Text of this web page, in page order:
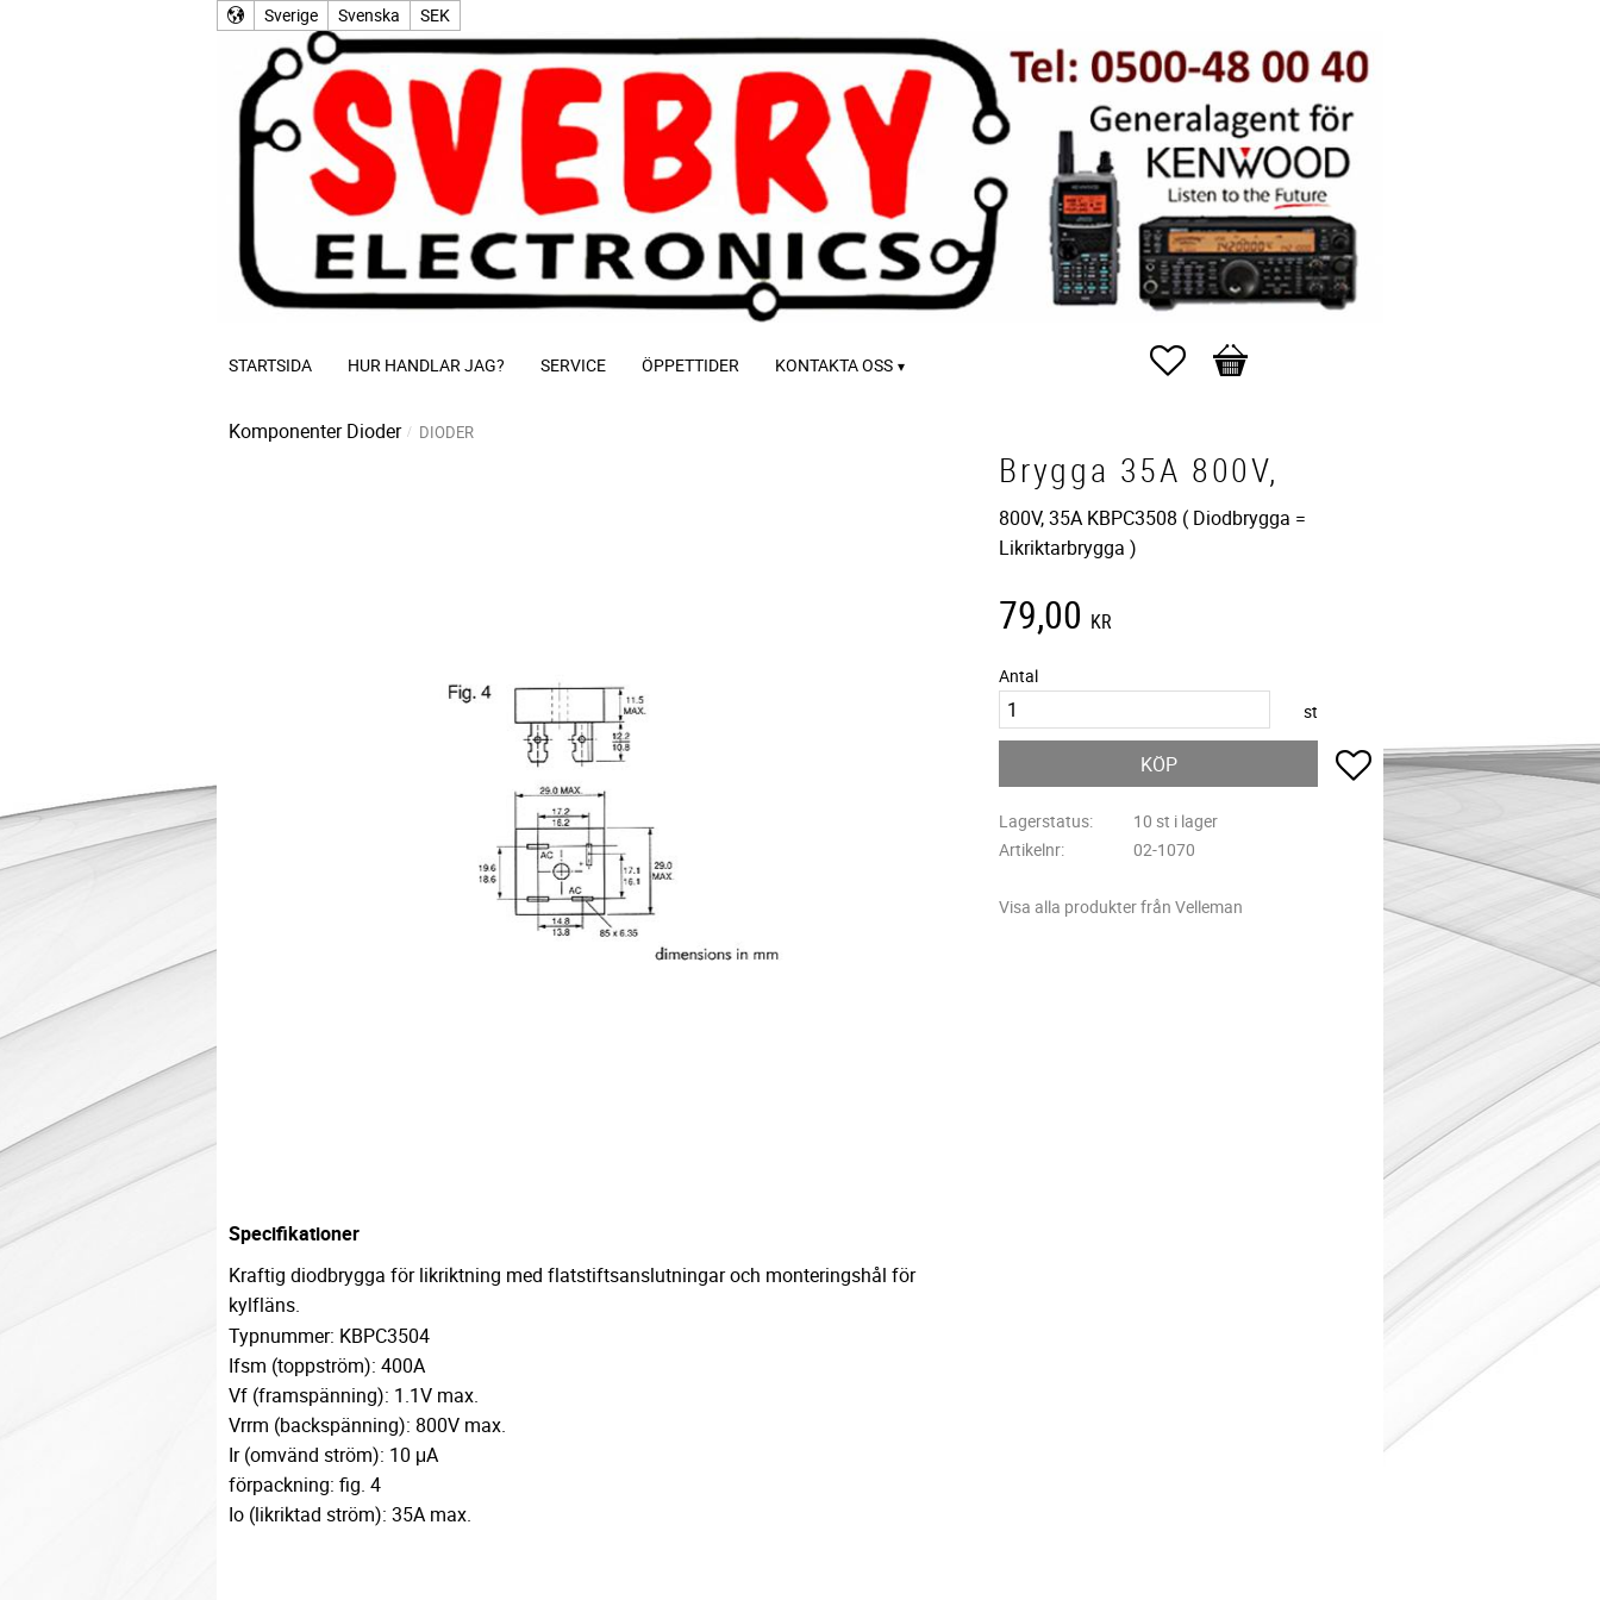
Sverige Svenska SEK
STARTSIDA HUR HANDLAR JAG? SERVICE ÖPPETTIDER KONTAKTA OSS Favoriter
Kundvagn
Komponenter Dioder DIODER
Brygga 35A 800V,
800V, 35A KBPC3508 ( Diodbrygga =
Likriktarbrygga )
79,00 KR
Antal
st
KÖP Lägg till i favoriter
Lagerstatus
10 st i lager
Artikelnr
02-1070
Visa alla produkter från Velleman
Specifikationer
Kraftig diodbrygga för likriktning med flatstiftsanslutningar och monteringshål för
kylfläns.
Typnummer: KBPC3504
Ifsm (toppström): 400A
Vf (framspänning): 1.1V max.
Vrrm (backspänning): 800V max.
Ir (omvänd ström): 10 μA
förpackning: fig. 4
Io (likriktad ström): 35A max.